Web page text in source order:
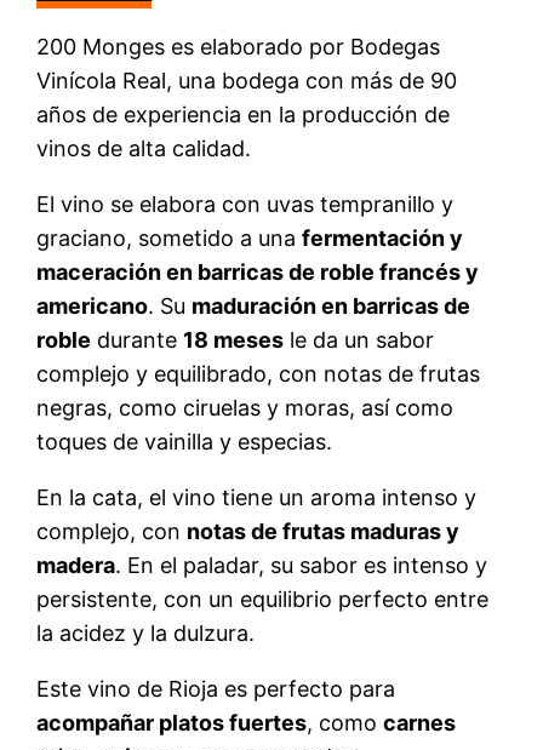
200 Monges es elaborado por Bodegas
Vinícola Real, una bodega con más de 90
años de experiencia en la producción de
vinos de alta calidad.
El vino se elabora con uvas tempranillo y
graciano, sometido a unafermentación y
maceración en barricas de roble francés y
americano. Su maduración en barricas de
roble durante 18 meses le da un sabor
complejo y equilibrado, con notas de frutas
negras, como ciruelas y moras, así como
toques de vainilla y especias.
En la cata, el vino tiene un aroma intenso y
complejo, con notas de frutas maduras y
madera. En el paladar, su sabor es intenso y
persistente, con un equilibrio perfecto entre
la acidez y la dulzura.
Este vino de Rioja es perfecto para
acompañar platos fuertes, comocarnes